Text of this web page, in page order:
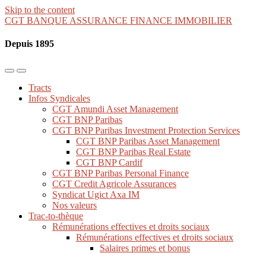
Skip to the content
CGT BANQUE ASSURANCE FINANCE IMMOBILIER
Depuis 1895
Toggle
mobile
menu
Toggle
the
search
field
Tracts
Infos Syndicales
CGT Amundi Asset Management
CGT BNP Paribas
CGT BNP Paribas Investment Protection Services
CGT BNP Paribas Asset Management
CGT BNP Paribas Real Estate
CGT BNP Cardif
CGT BNP Paribas Personal Finance
CGT Credit Agricole Assurances
Syndicat Ugict Axa IM
Nos valeurs
Trac-to-thèque
Rémunérations effectives et droits sociaux
Rémunérations effectives et droits sociaux
Salaires primes et bonus